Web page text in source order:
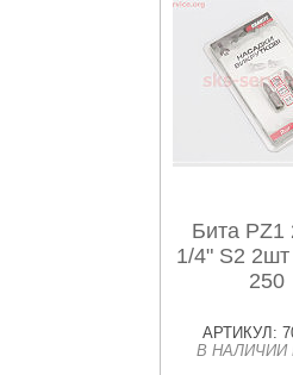
Бита PZ1
1/4" S2
250
АРТИКУЛ:
В НАЛИЧИИ